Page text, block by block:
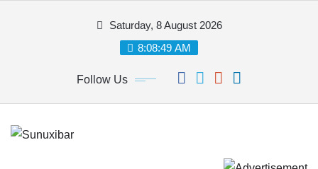
Saturday, 8 August 2026
8:08:50 AM
Follow Us